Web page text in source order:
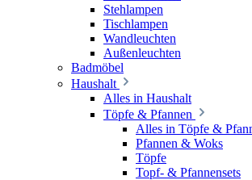
Stehlampen
Tischlampen
Wandleuchten
Außenleuchten
Badmöbel
Haushalt
Alles in Haushalt
Töpfe & Pfannen
Alles in Töpfe &
Pfannen & Woks
Töpfe
Topf- & Pfannensets